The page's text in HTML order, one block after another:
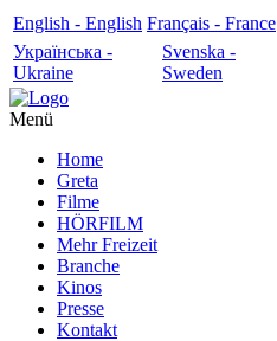
English - English Français - France
Українська -
Ukraine
Svenska -
Sweden
Menü
Home
Greta
Filme
HÖRFILM
Mehr Freizeit
Branche
Kinos
Presse
Kontakt